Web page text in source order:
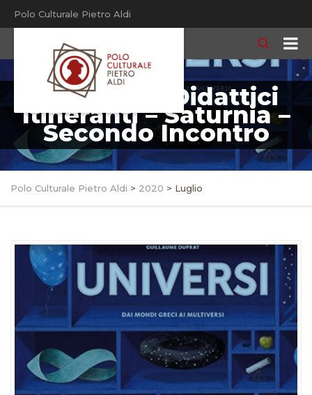
Polo Culturale Pietro Aldi
Laboratori Didattici
Itineranti – Saturnia –
Secondo Incontro
Polo Culturale Pietro Aldi > 2020 > Luglio